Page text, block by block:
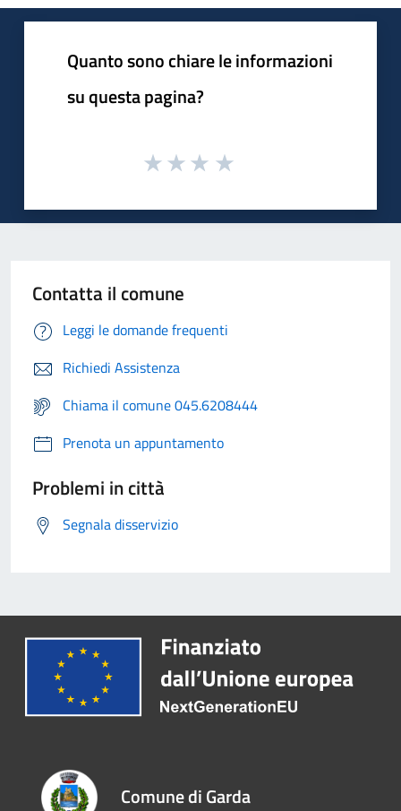
Quanto sono chiare le informazioni
su questa pagina?
Contatta il comune
Leggi le domande frequenti
Richiedi Assistenza
Chiama il comune 045.6208444
Prenota un appuntamento
Problemi in città
Segnala disservizio
Comune di Garda